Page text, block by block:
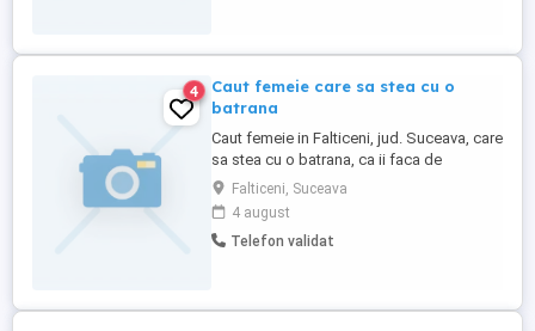
4
Caut femeie care sa stea cu o
batrana
Caut femeie in Falticeni, jud. Suceava, care
sa stea cu o batrana, ca ii faca de
mancare si sa aiba grija de ea(pastile).
Preferabil intre 40-55 ani. Detalii la tel
Falticeni, Suceava
4 august
Telefon validat